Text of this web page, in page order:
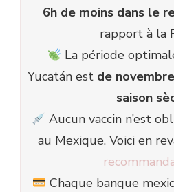
6h de moins dans le
rapport à la
La période
Yucatán est de
saison
Aucun vaccin n’est
au Mexique. Voici en
Chaque banque